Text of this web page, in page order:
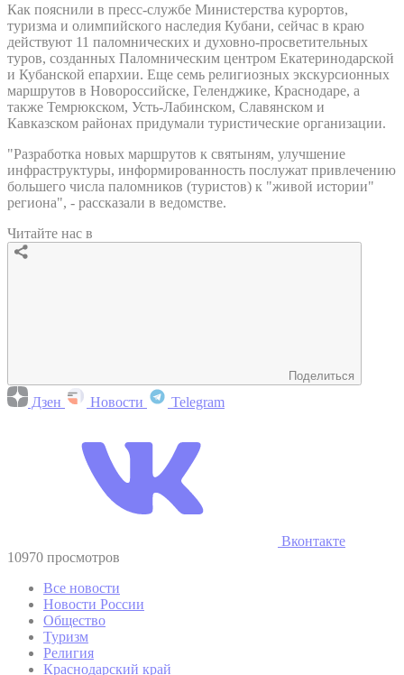
Как пояснили в пресс-службе Министерства курортов,
туризма и олимпийского наследия Кубани, сейчас в краю
действуют 11 паломнических и духовно-просветительных
туров, созданных Паломническим центром Екатеринодарской
и Кубанской епархии. Еще семь религиозных экскурсионных
маршрутов в Новороссийске, Геленджике, Краснодаре, а
также Темрюкском, Усть-Лабинском, Славянском и
Кавказском районах придумали туристические организации.
"Разработка новых маршрутов к святыням, улучшение
инфраструктуры, информированность послужат привлечению
большего числа паломников (туристов) к "живой истории"
региона", - рассказали в ведомстве.
Читайте нас в
Поделиться
Дзен Новости Telegram
Вконтакте
10970 просмотров
Все новости
Новости России
Общество
Туризм
Религия
Краснодарский край